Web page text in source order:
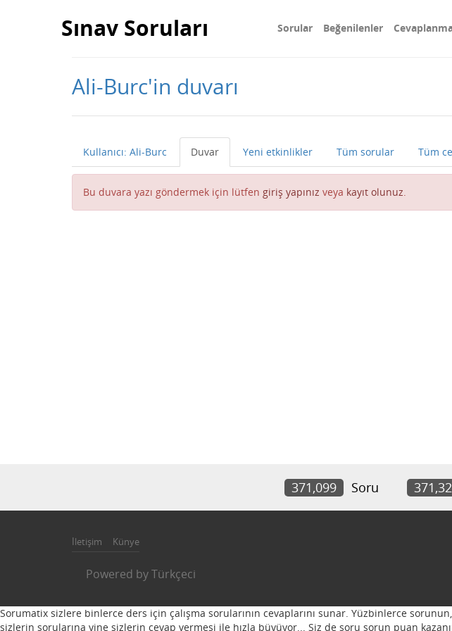
Sınav Soruları Sorular Beğenilenler
Ali-Burc'in duvarı
Kullanıcı: Ali-Burc Duvar Yeni etkinlikler Tüm sorular Tüm
Bu duvara yazı göndermek için lütfen giriş yapınız veya kayıt olunuz.
371,099 Soru
İletişim Künye
Powered byTürkçeci
Sorumatix sizlere binlerce ders için çalışma sorularının cevaplarını sunar. Yüzbinlerce
sizlerin sorularına yine sizlerin cevap vermesi ile hızla büyüyor... Siz de soru sorun puan